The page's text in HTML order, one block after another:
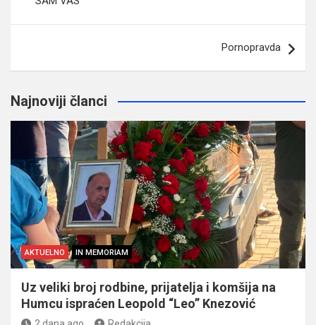
Pornopravda
Najnoviji članci
AKTUELNO IN MEMORIAM
Uz veliki broj rodbine, prijatelja i komšija na
Humcu ispraćen Leopold “Leo” Knezović